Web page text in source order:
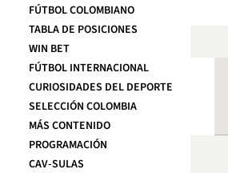
FÚTBOL COLOMBIANO
TABLA DE POSICIONES
WIN BET
FÚTBOL INTERNACIONAL
CURIOSIDADES DEL DEPORTE
SELECCIÓN COLOMBIA
MÁS CONTENIDO
PROGRAMACIÓN
CAV-SULAS